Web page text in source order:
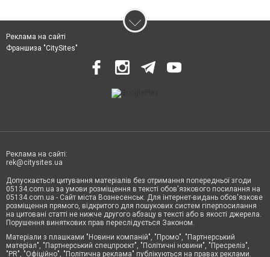
Реклама на сайті
Франшиза "CitySites"
Реклама на сайті:
rek@citysites.ua
Допускається цитування матеріалів без отримання попередньої згоди
05134.com.ua за умови розміщення в тексті обов'язкового посилання на
05134.com.ua - Сайт міста Вознесенськ. Для інтернет-видань обов'язкове
розміщення прямого, відкритого для пошукових систем гіперпосилання
на цитовані статті не нижче другого абзацу в тексті або в якості джерела.
Порушення виняткових прав переслідується Законом.
Матеріали з плашками "Новини компаній", "Промо", "Партнерський
матеріал", "Партнерський спецпроєкт", "Політичні новини", "Пресреліз",
"PR", "Офіційно", "Політична реклама" публікуються на правах реклами.